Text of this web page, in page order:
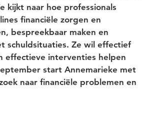
kijkt naar hoe professionals
financiële zorgen en
bespreekbaar maken en
schuldsituaties. Ze wil effectief
effectieve interventies helpen
start Annemarieke met
naar financiële problemen en